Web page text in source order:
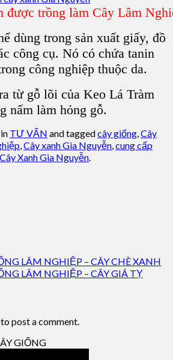
được trồng làm Cây Lâm
dùng trong sản xuất giấy, đồ
công cụ. Nó có chứa tanin
công nghiệp thuộc da.
từ gỗ lõi của Keo Lá Tràm
nấm làm hỏng gỗ.
TƯ VẤN and taggedcây giống,Cây
,Cây xanh Gia Nguyễn,cung cấp
Xanh Gia Nguyễn.
LÂM NGHIỆP – CÂY CHÈ XANH
LÂM NGHIỆP – CÂY GIÁ TỴ
to post a comment.
GIỐNG